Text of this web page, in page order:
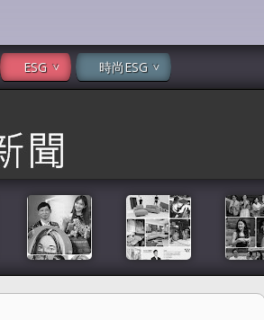
ESG 時尚ESG